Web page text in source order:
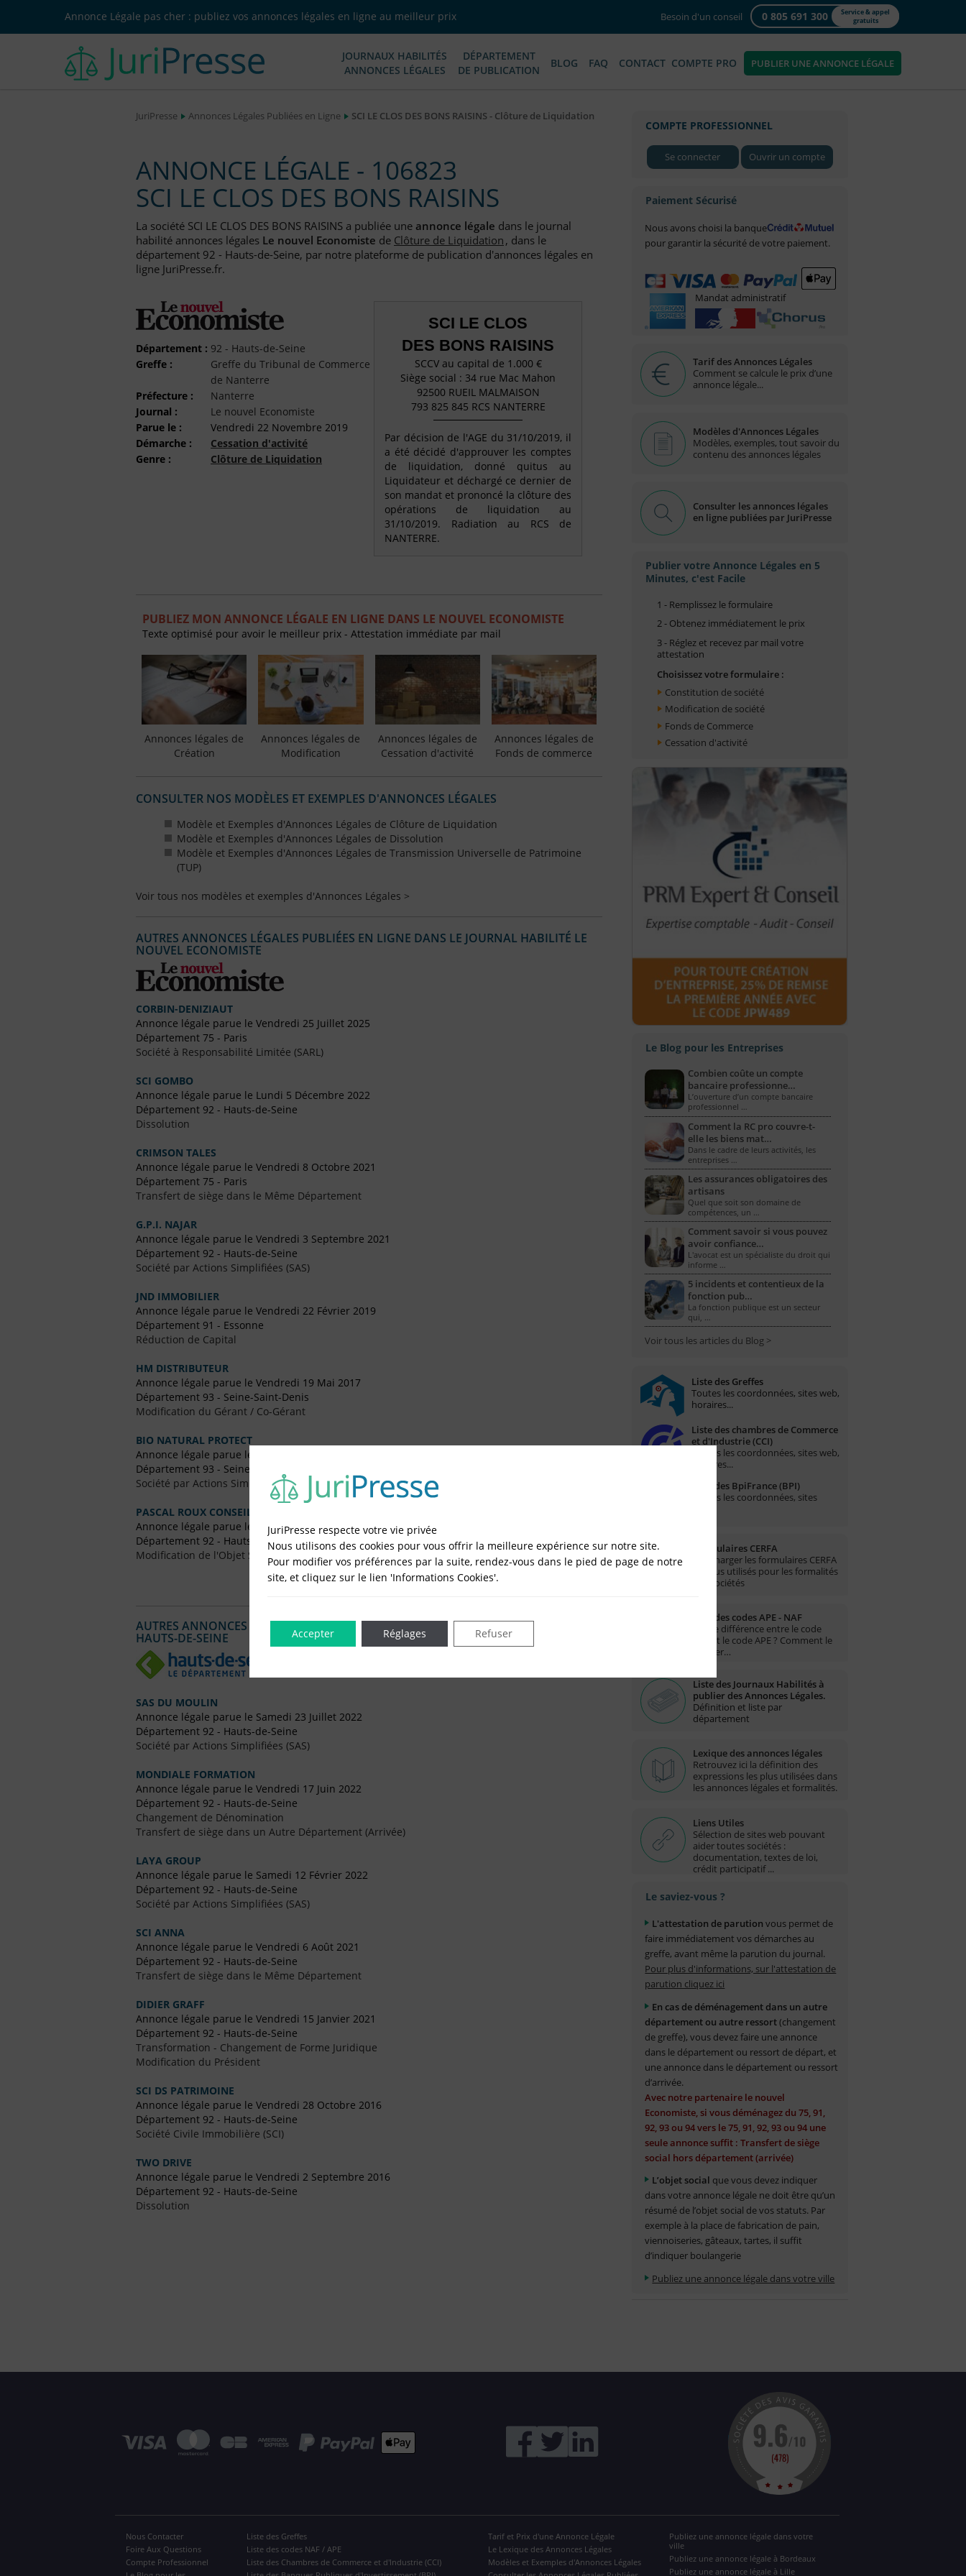
Annonce Légale pas cher : publiez vos annonces légales en ligne au meilleur prix Besoin d'un conseil 0 805 691 300
Service & appel
gratuits
JOURNAUX HABILITÉS
ANNONCES LÉGALES
DÉPARTEMENT
DE PUBLICATION
BLOG FAQ CONTACT COMPTE PRO PUBLIER UNE ANNONCE LÉGALE
JuriPresse Annonces Légales Publiées en Ligne SCI LE CLOS DES BONS RAISINS - Clôture de Liquidation
ANNONCE LÉGALE - 106823
SCI LE CLOS DES BONS RAISINS
La société SCI LE CLOS DES BONS RAISINS a publiée une annonce légale dans le journal
habilité annonces légales Le nouvel Economiste de Clôture de Liquidation, dans le
département 92 - Hauts-de-Seine, par notre plateforme de publication d'annonces légales en
ligne JuriPresse.fr.
Département : 92 - Hauts-de-Seine
Greffe :
Greffe du Tribunal de Commerce
de Nanterre
Préfecture :
Nanterre
Journal :
Le nouvel Economiste
Parue le :
Vendredi 22 Novembre 2019
Démarche :
Cessation d'activité
Genre :
Clôture de Liquidation
SCI LE CLOS
DES BONS RAISINS
SCCV au capital de 1.000 €
Siège social : 34 rue Mac Mahon
92500 RUEIL MALMAISON
793 825 845 RCS NANTERRE
Par décision de l'AGE du 31/10/2019, il
a été décidé d'approuver les comptes
de liquidation, donné quitus au
Liquidateur et déchargé ce dernier de
son mandat et prononcé la clôture des
opérations de liquidation au
31/10/2019. Radiation au RCS de
NANTERRE.
PUBLIEZ MON ANNONCE LÉGALE EN LIGNE DANS LE NOUVEL ECONOMISTE
Texte optimisé pour avoir le meilleur prix - Attestation immédiate par mail
Annonces légales de
Création
Annonces légales de
Modification
Annonces légales de
Cessation d'activité
Annonces légales de
Fonds de commerce
CONSULTER NOS MODÈLES ET EXEMPLES D'ANNONCES LÉGALES
Modèle et Exemples d'Annonces Légales de Clôture de Liquidation
Modèle et Exemples d'Annonces Légales de Dissolution
Modèle et Exemples d'Annonces Légales de Transmission Universelle de Patrimoine
(TUP)
Voir tous nos modèles et exemples d'Annonces Légales >
AUTRES ANNONCES LÉGALES PUBLIÉES EN LIGNE DANS LE JOURNAL HABILITÉ LE
NOUVEL ECONOMISTE
CORBIN-DENIZIAUT
Annonce légale parue le Vendredi 25 Juillet 2025
Département 75 - Paris
Société à Responsabilité Limitée (SARL)
SCI GOMBO
Annonce légale parue le Lundi 5 Décembre 2022
Département 92 - Hauts-de-Seine
Dissolution
CRIMSON TALES
Annonce légale parue le Vendredi 8 Octobre 2021
Département 75 - Paris
Transfert de siège dans le Même Département
G.P.I. NAJAR
Annonce légale parue le Vendredi 3 Septembre 2021
Département 92 - Hauts-de-Seine
Société par Actions Simplifiées (SAS)
JND IMMOBILIER
Annonce légale parue le Vendredi 22 Février 2019
Département 91 - Essonne
Réduction de Capital
HM DISTRIBUTEUR
Annonce légale parue le Vendredi 19 Mai 2017
Département 93 - Seine-Saint-Denis
Modification du Gérant / Co-Gérant
BIO NATURAL PROTECT
Annonce légale parue le Vendredi 27 Mai 2016
Département 93 - Seine-Saint-Denis
Société par Actions Simplifiées (SAS)
PASCAL ROUX CONSEIL
Annonce légale parue le Vendredi 8 Avril 2016
Département 92 - Hauts-de-Seine
Modification de l'Objet Social
AUTRES ANNONCES LÉGALES PUBLIÉES EN LIGNE DANS LE DÉPARTEMENT DU 92 -
HAUTS-DE-SEINE
SAS DU MOULIN
Annonce légale parue le Samedi 23 Juillet 2022
Département 92 - Hauts-de-Seine
Société par Actions Simplifiées (SAS)
MONDIALE FORMATION
Annonce légale parue le Vendredi 17 Juin 2022
Département 92 - Hauts-de-Seine
Changement de Dénomination
Transfert de siège dans un Autre Département (Arrivée)
LAYA GROUP
Annonce légale parue le Samedi 12 Février 2022
Département 92 - Hauts-de-Seine
Société par Actions Simplifiées (SAS)
SCI ANNA
Annonce légale parue le Vendredi 6 Août 2021
Département 92 - Hauts-de-Seine
Transfert de siège dans le Même Département
DIDIER GRAFF
Annonce légale parue le Vendredi 15 Janvier 2021
Département 92 - Hauts-de-Seine
Transformation - Changement de Forme Juridique
Modification du Président
SCI DS PATRIMOINE
Annonce légale parue le Vendredi 28 Octobre 2016
Département 92 - Hauts-de-Seine
Société Civile Immobilière (SCI)
TWO DRIVE
Annonce légale parue le Vendredi 2 Septembre 2016
Département 92 - Hauts-de-Seine
Dissolution
COMPTE PROFESSIONNEL
Se connecter Ouvrir un compte
Paiement Sécurisé
Nous avons choisi la banque
pour garantir la sécurité de votre paiement.
Mandat administratif
Tarif des Annonces Légales
Comment se calcule le prix d’une
annonce légale...
Modèles d'Annonces Légales
Modèles, exemples, tout savoir du
contenu des annonces légales
Consulter les annonces légales
en ligne publiées par JuriPresse
Publier votre Annonce Légales en 5
Minutes, c'est Facile
1 - Remplissez le formulaire
2 - Obtenez immédiatement le prix
3 - Réglez et recevez par mail votre
attestation
Choisissez votre formulaire :
Constitution de société
Modification de société
Fonds de Commerce
Cessation d'activité
Le Blog pour les Entreprises
Combien coûte un compte
bancaire professionne…
L’ouverture d’un compte bancaire
professionnel …
Comment la RC pro couvre-t-
elle les biens mat…
Dans le cadre de leurs activités, les
entreprises …
Les assurances obligatoires des
artisans
Quel que soit son domaine de
compétences, un …
Comment savoir si vous pouvez
avoir confiance…
L'avocat est un spécialiste du droit qui
informe …
5 incidents et contentieux de la
fonction pub…
La fonction publique est un secteur
qui, …
Voir tous les articles du Blog >
Liste des Greffes
Toutes les coordonnées, sites web,
horaires...
Liste des chambres de Commerce
et d'Industrie (CCI)
Toutes les coordonnées, sites web,
horaires...
Liste des BpiFrance (BPI)
Toutes les coordonnées, sites
Formulaires CERFA
Télécharger les formulaires CERFA
les plus utilisés pour les formalités
des sociétés
Liste des codes APE - NAF
Quelle différence entre le code
NAF et le code APE ? Comment le
trouver…
Liste des Journaux Habilités à
publier des Annonces Légales.
Définition et liste par
département
Lexique des annonces légales
Retrouvez ici la définition des
expressions les plus utilisées dans
les annonces légales et formalités.
Liens Utiles
Sélection de sites web pouvant
aider toutes sociétés :
documentation, textes de loi,
crédit participatif ...
Le saviez-vous ?
L'attestation de parution vous permet de
faire immédiatement vos démarches au
greffe, avant même la parution du journal.
Pour plus d'informations, sur l'attestation de
parution cliquez ici
En cas de déménagement dans un autre
département ou autre ressort(changement
de greffe), vous devez faire une annonce
dans le département ou ressort de départ, et
une annonce dans le département ou ressort
d’arrivée.
Avec notre partenaire le nouvel
Economiste, si vous déménagez du 75, 91,
92, 93 ou 94 vers le 75, 91, 92, 93 ou 94 une
seule annonce suffit : Transfert de siège
social hors département (arrivée)
L’objet social que vous devez indiquer
dans votre annonce légale ne doit être qu’un
résumé de l’objet social de vos statuts. Par
exemple à la place de fabrication de pain,
viennoiseries, gâteaux, tartes, il suffit
d’indiquer boulangerie
Publiez une annonce légale dans votre ville
Nous Contacter
Foire Aux Questions
Compte Professionnel
Liste des Greffes
Liste des codes NAF / APE
Liste des Chambres de Commerce et d'Industrie (CCI)
Tarif et Prix d'une Annonce Légale
Le Lexique des Annonces Légales
Modèles et Exemples d'Annonces Légales
Publiez une annonce légale dans votre
ville
Publiez une annonce légale à Bordeaux
Publiez une annonce légale à Lille
JuriPresse respecte votre vie privée
Nous utilisons des cookies pour vous offrir la meilleure expérience sur notre site.
Pour modifier vos préférences par la suite, rendez-vous dans le pied de page de notre
site, et cliquez sur le lien 'Informations Cookies'.
Accepter Refuser
Réglages